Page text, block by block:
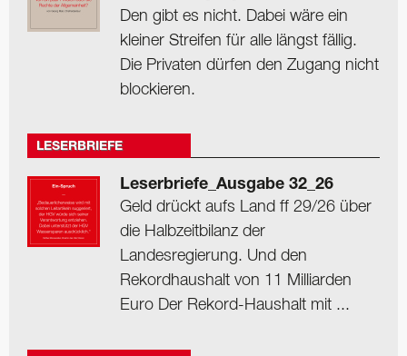
Den gibt es nicht. Dabei wäre ein
kleiner Streifen für alle längst fällig.
Die Privaten dürfen den Zugang nicht
blockieren.
LESERBRIEFE
Leserbriefe_Ausgabe 32_26
Geld drückt aufs Land ff 29/26 über
die Halbzeitbilanz der
Landesregierung. Und den
Rekordhaushalt von 11 Milliarden
Euro Der Rekord-Haushalt mit ...